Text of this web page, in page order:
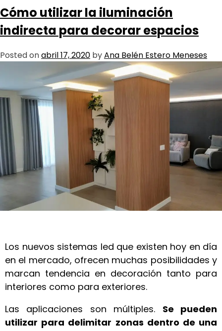
Cómo utilizar la iluminación
indirecta para decorar espacios
Posted onabril 17, 2020 byAna Belén Estero Meneses
Los nuevos sistemas led que existen hoy en día
en el mercado, ofrecen muchas posibilidades y
marcan tendencia en decoración tanto para
interiores como para exteriores.
Las aplicaciones son múltiples. Se pueden
utilizar para delimitar zonas dentro de una